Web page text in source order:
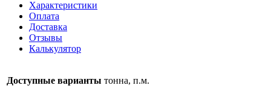
Характеристики
Оплата
Доставка
Отзывы
Калькулятор
Доступные варианты тонна, п.м.